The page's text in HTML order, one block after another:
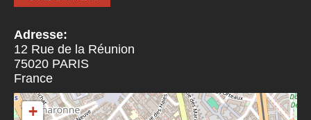
Adresse:
12 Rue de la Réunion
75020 PARIS
France
+